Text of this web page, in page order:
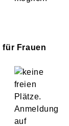
Frauen